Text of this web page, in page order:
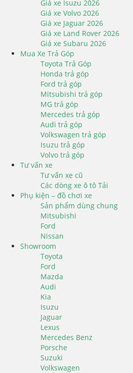
Giá xe Isuzu 2026
Giá xe Volvo 2026
Giá xe Jaguar 2026
Giá xe Land Rover 2026
Giá xe Subaru 2026
Mua Xe Trả Góp
Toyota Trả Góp
Honda trả góp
Ford trả góp
Mitsubishi trả góp
MG trả góp
Mercedes trả góp
Audi trả góp
Volkswagen trả góp
Isuzu trả góp
Volvo trả góp
Tư vấn xe
Tư vấn xe cũ
Các dòng xe ô tô Tải
Phụ kiện – đồ chơi xe
Sản phẩm dùng chung
Mitsubishi
Ford
Nissan
Showroom
Toyota
Ford
Mazda
Audi
Kia
Isuzu
Jaguar
Lexus
Mercedes Benz
Porsche
Suzuki
Volkswagen